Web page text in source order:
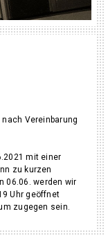
nach Vereinbarung
mit einer
zu kurzen
06.06. werden wir
Uhr geöffnet
zugegen sein.